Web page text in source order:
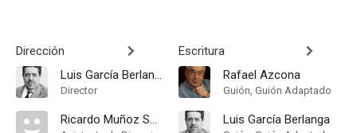
Dirección
Luis García Berlanga
Director
Ricardo Muñoz Suay
Escritura
Rafael Azcona
Guión, Guión Adaptado
Luis García Berlanga